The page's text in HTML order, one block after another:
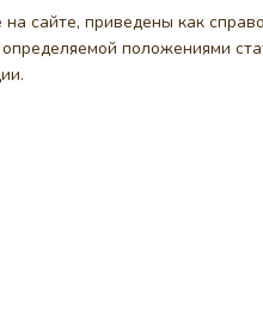
сайте, приведены как
положениями